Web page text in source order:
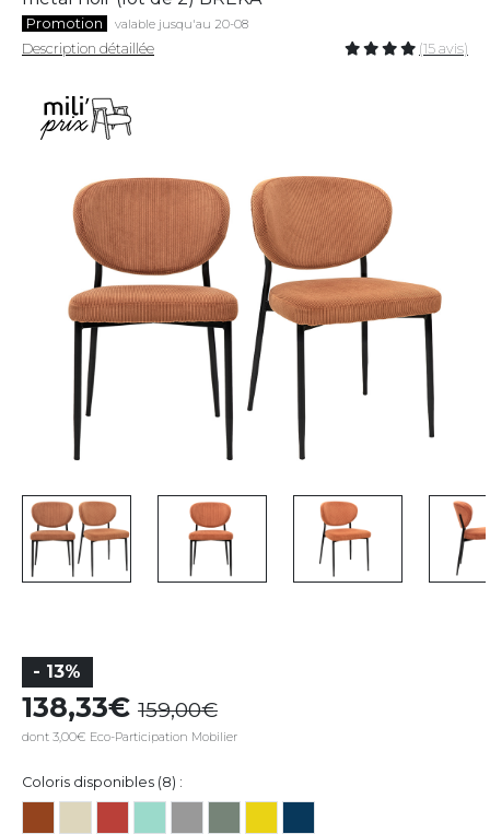
Promotion valable jusqu'au 20-08
Description détaillée (15 avis)
- 13%
138,33 159,00
dont 3,00€ Eco-Participation Mobilier
Coloris disponibles (8) :